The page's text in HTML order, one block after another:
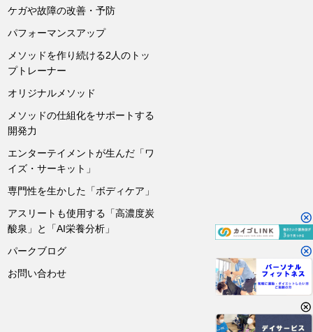
ケガや故障の改善・予防
パフォーマンスアップ
メソッドを作り続ける2人のトッ
プトレーナー
オリジナルメソッド
メソッドの仕組化をサポートする
開発力
エンターテイメントが生んだ「ワ
イズ・サーキット」
専門性を生かした「ボディケア」
アスリートも使用する「高濃度炭
酸泉」と「AI栄養分析」
パークブログ
お問い合わせ